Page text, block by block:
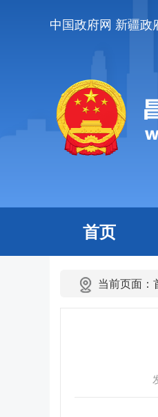
中国政府网 新疆政
首页
当前页面：